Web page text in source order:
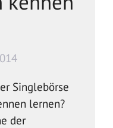
Singlebörse
lernen?
der